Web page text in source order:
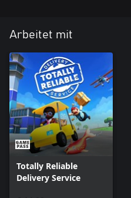
Arbeitet mit
Totally Reliable
Delivery Service